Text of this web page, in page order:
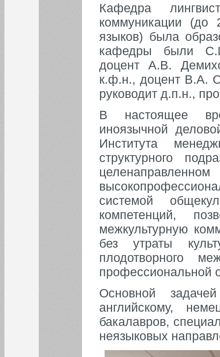
БИБЛИОТЕКА
ИНСТИТУТЫ
ФАКУЛЬТЕТЫ
НОВОСТИ
преподаватели и
преподаватели и
Уважаемые коллеги!
Все новости
НОВОСТИ
Все новости
Кафедра
коммуникации (до
языков) была
кафедры были
доцент А.В.
к.ф.н., доцент В.А.
руководит д.п.н.,
В настоящее
иноязычной
Института
структурного
системой
компетенций,
межкультурную
без утраты
плодотворного
профессиональной
Основной
английскому,
бакалавров,
неязыковых